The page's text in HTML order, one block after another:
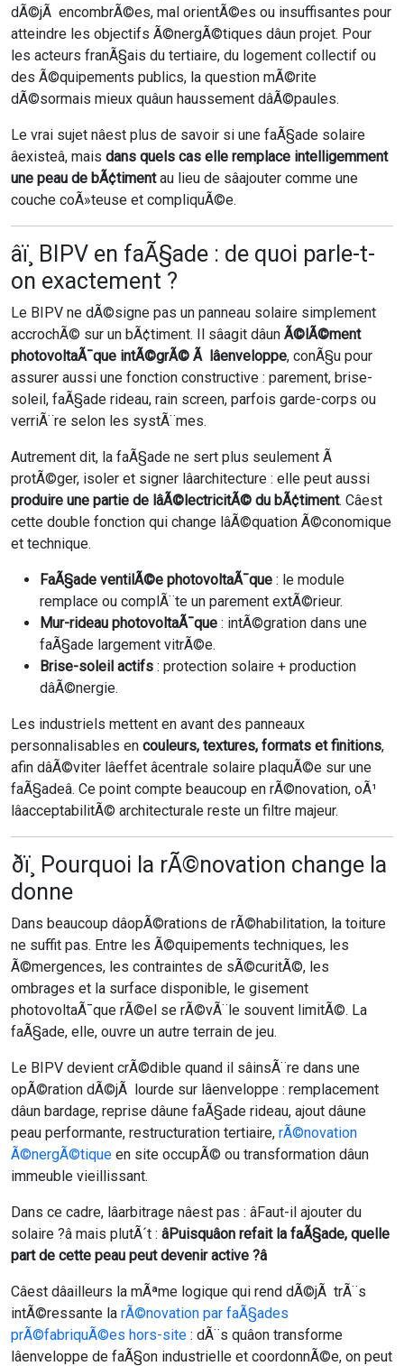
dÃ©jÃ encombrÃ©es, mal orientÃ©es ou insuffisantes pour
atteindre les objectifs Ã©nergÃ©tiques dâun projet. Pour
les acteurs franÃ§ais du tertiaire, du logement collectif ou
des Ã©quipements publics, la question mÃ©rite
dÃ©sormais mieux quâun haussement dâÃ©paules.
Le vrai sujet nâest plus de savoir si une faÃ§ade solaire
âexisteâ, mais dans quels cas elle remplace intelligemment
une peau de bÃ¢timentau lieu de sâajouter comme une
couche coÃ»teuse et compliquÃ©e.
âï¸ BIPV en faÃ§ade : de quoi parle-t-
on exactement ?
Le BIPV ne dÃ©signe pas un panneau solaire simplement
accrochÃ© sur un bÃ¢timent. Il sâagit dâun Ã©lÃ©ment
photovoltaÃ¯que intÃ©grÃ© Ã lâenveloppe, conÃ§u pour
assurer aussi une fonction constructive : parement, brise-
soleil, faÃ§ade rideau, rain screen, parfois garde-corps ou
verriÃ¨re selon les systÃ¨mes.
Autrement dit, la faÃ§ade ne sert plus seulement Ã
protÃ©ger, isoler et signer lâarchitecture : elle peut aussi
produire une partie de lâÃ©lectricitÃ© du bÃ¢timent. Câest
cette double fonction qui change lâÃ©quation Ã©conomique
et technique.
FaÃ§ade ventilÃ©e photovoltaÃ¯que : le module
remplace ou complÃ¨te un parement extÃ©rieur.
Mur-rideau photovoltaÃ¯que : intÃ©gration dans une
faÃ§ade largement vitrÃ©e.
Brise-soleil actifs : protection solaire + production
dâÃ©nergie.
Les industriels mettent en avant des panneaux
personnalisables en couleurs, textures, formats et finitions,
afin dâÃ©viter lâeffet âcentrale solaire plaquÃ©e sur une
faÃ§adeâ. Ce point compte beaucoup en rÃ©novation, oÃ¹
lâacceptabilitÃ© architecturale reste un filtre majeur.
ðï¸ Pourquoi la rÃ©novation change la
donne
Dans beaucoup dâopÃ©rations de rÃ©habilitation, la toiture
ne suffit pas. Entre les Ã©quipements techniques, les
Ã©mergences, les contraintes de sÃ©curitÃ©, les
ombrages et la surface disponible, le gisement
photovoltaÃ¯que rÃ©el se rÃ©vÃ¨le souvent limitÃ©. La
faÃ§ade, elle, ouvre un autre terrain de jeu.
Le BIPV devient crÃ©dible quand il sâinsÃ¨re dans une
opÃ©ration dÃ©jÃ lourde sur lâenveloppe : remplacement
dâun bardage, reprise dâune faÃ§ade rideau, ajout dâune
peau performante, restructuration tertiaire, rÃ©novation
Ã©nergÃ©tique en site occupÃ© ou transformation dâun
immeuble vieillissant.
Dans ce cadre, lâarbitrage nâest pas : âFaut-il ajouter du
solaire ?â mais plutÃ´t : âPuisquâon refait la faÃ§ade, quelle
part de cette peau peut devenir active ?â
Câest dâailleurs la mÃªme logique qui rend dÃ©jÃ trÃ¨s
intÃ©ressante la rÃ©novation par faÃ§ades
prÃ©fabriquÃ©es hors-site : dÃ¨s quâon transforme
lâenveloppe de faÃ§on industrielle et coordonnÃ©e, on peut